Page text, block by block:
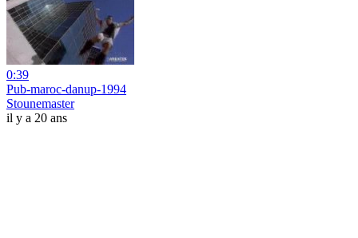
0:39
Pub-maroc-danup-1994
Stounemaster
il y a 20 ans